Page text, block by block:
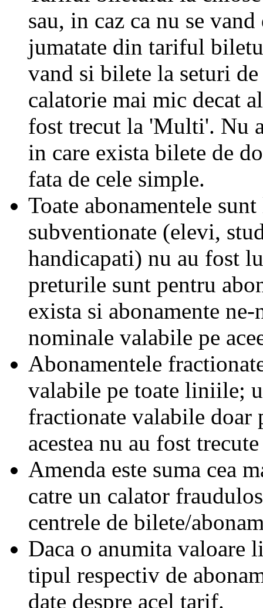
sau, in caz ca nu se
jumatate din tariful
vand si bilete la seturi
calatorie mai mic decat
fost trecut la 'Multi'. Nu
in care exista bilete de
fata de cele simple.
Toate abonamentele
subventionate (elevi,
handicapati) nu au fost
preturile sunt pentru
exista si abonamente
nominale valabile pe
Abonamentele
valabile pe toate liniile;
fractionate valabile doar
acestea nu au fost
Amenda este suma cea
catre un calator
centrele de bilete/
Daca o anumita valoare
tipul respectiv de
date despre acel tarif.